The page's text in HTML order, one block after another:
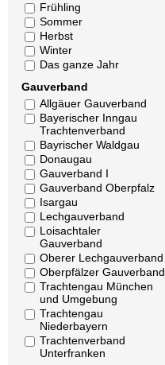
Frühling
Sommer
Herbst
Winter
Das ganze Jahr
Gauverband
Allgäuer Gauverband
Bayerischer Inngau
Trachtenverband
Bayrischer Waldgau
Donaugau
Gauverband I
Gauverband Oberpfalz
Isargau
Lechgauverband
Loisachtaler
Gauverband
Oberer Lechgauverband
Oberpfälzer Gauverband
Trachtengau München
und Umgebung
Trachtengau
Niederbayern
Trachtenverband
Unterfranken